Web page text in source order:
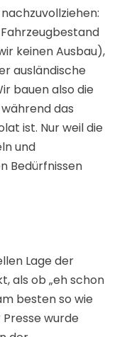
als ob „eh schon
besten so wie
wurde
der
€ liegen wird.
Die Asfinag
und ohne
Ist ja ein
Grund dürfte
im
ja nur
Wenn ich als
für ein
schnell
nicht,